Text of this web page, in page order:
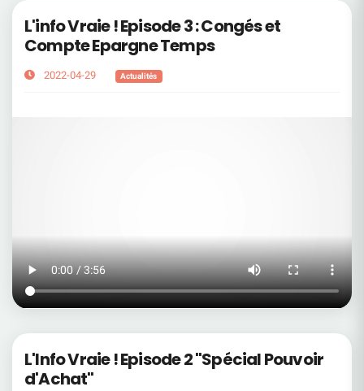
L'info Vraie ! Episode 3 : Congés et
Compte Epargne Temps
2022-04-29 Actualités
L'Info Vraie ! Episode 2 "Spécial Pouvoir
d'Achat"